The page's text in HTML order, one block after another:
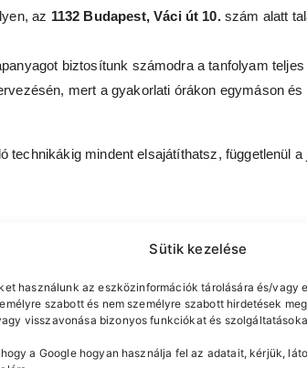
Sütik kezelése
használunk az eszközinformációk tárolására és/vagy
szabott és nem személyre szabott hirdetések
visszavonása bizonyos funkciókat és
a Google hogyan használja fel az adatait, kérjük,
az 1132 Budapest, Váci út 10.szám alatt
biztosítunk számodra a tanfolyam teljes
mert a gyakorlati órákon egymáson
mindent elsajátíthatsz, függetlenül
szerzel, amivel azonnal elindulhatsz
meg az elméleti anyagot azonnal, és válj